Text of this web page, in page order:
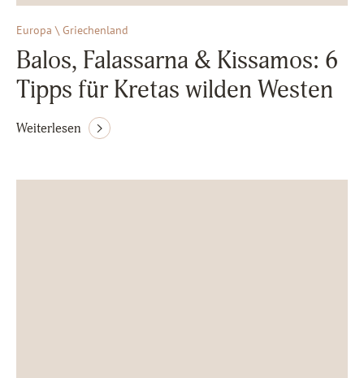
Europa \ Griechenland
Balos, Falassarna & Kissamos: 6
Tipps für Kretas wilden Westen
Weiterlesen